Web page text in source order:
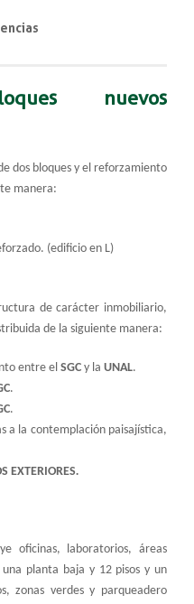
nuevos
dos bloques y el reforzamiento
manera:
(edificio en L)
de carácter inmobiliario,
de la siguiente manera:
entre el SGC y la UNAL.
.
.
contemplación paisajística,
EXTERIORES.
oficinas, laboratorios, áreas
planta baja y 12 pisos y un
zonas verdes y parqueadero